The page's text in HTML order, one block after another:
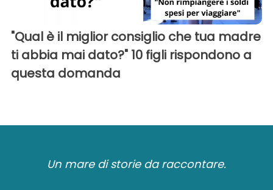
"Qual è il miglior consiglio che tua madre
ti abbia mai dato?" 10 figli rispondono a
questa domanda
Un mare di storie da raccontare.